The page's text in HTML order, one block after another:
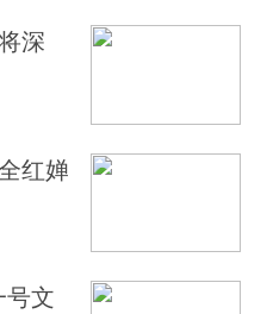
深
红婵
文